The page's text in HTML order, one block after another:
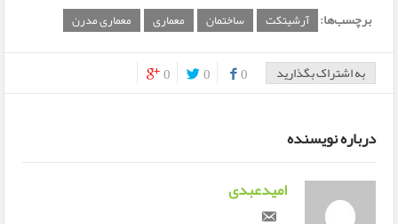
برچسب‌ها: آرشیتکت ساختمان معماری معماری مدرن
به اشتراک بگذارید 0
0
0
درباره نویسنده
امیدعبدی